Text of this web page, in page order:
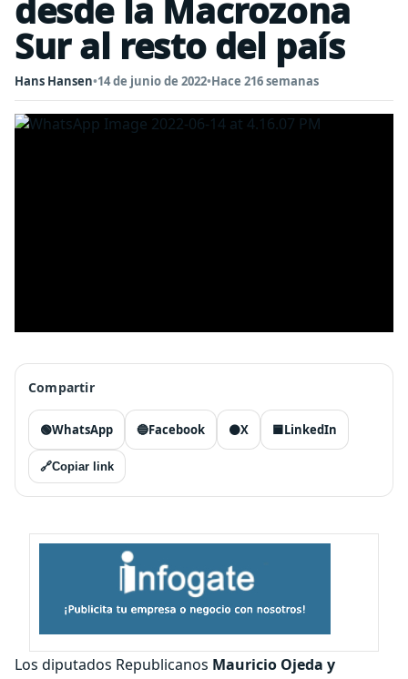
desde la Macrozona
Sur al resto del país
Hans Hansen•14 de junio de 2022•Hace 216 semanas
Compartir
🟢WhatsApp 🔵Facebook ⚫X 🟦LinkedIn
🔗Copiar link
Los diputados Republicanos Mauricio Ojeda y